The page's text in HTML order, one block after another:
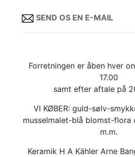
SEND OS EN E-MAIL
Forretningen er åben hver
17.00
samt efter aftale på
VI KØBER: guld-sølv-
musselmalet-blå blomst-
m.m.
Keramik H A Kähler Arne